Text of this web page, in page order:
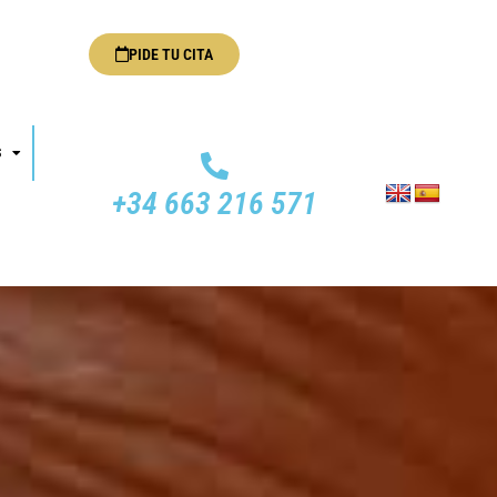
PIDE TU CITA
+34 663 216 571